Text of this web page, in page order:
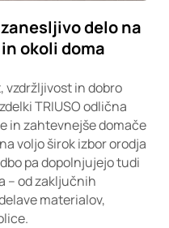
zanesljivo delo na
okoli doma
vzdržljivost in dobro
TRIUSO odlična
in zahtevnejše domače
voljo širok izbor orodja
pa dopolnjujejo tudi
– od zaključnih
materialov,